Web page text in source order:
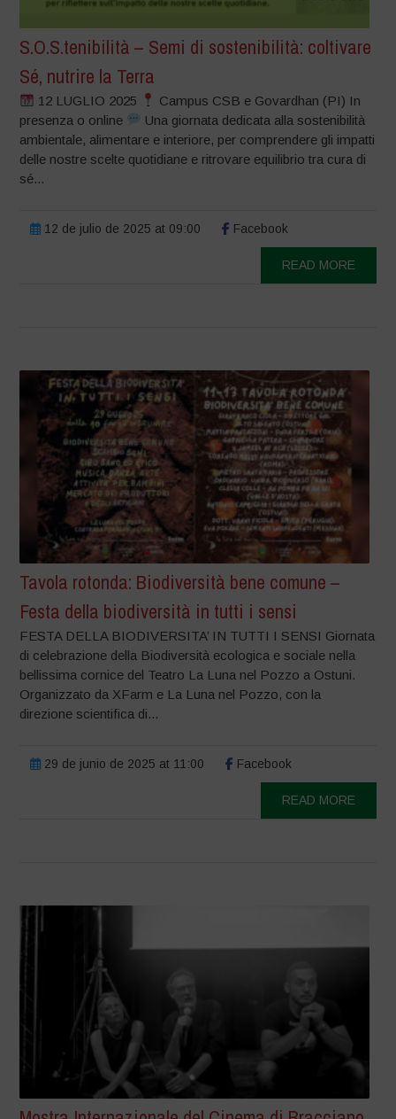
S.O.S.tenibilità – Semi di sostenibilità: coltivare
Sé, nutrire la Terra
12 LUGLIO 2025
Campus CSB e Govardhan (PI) In
presenza o online
Una giornata dedicata alla sostenibilità
ambientale, alimentare e interiore, per comprendere gli impatti
delle nostre scelte quotidiane e ritrovare equilibrio tra cura di
sé...
12 de julio de 2025 at 09:00 Facebook
READ MORE
Tavola rotonda: Biodiversità bene comune –
Festa della biodiversità in tutti i sensi
FESTA DELLA BIODIVERSITA’ IN TUTTI I SENSI Giornata
di celebrazione della Biodiversità ecologica e sociale nella
bellissima cornice del Teatro La Luna nel Pozzo a Ostuni.
Organizzato da XFarm e La Luna nel Pozzo, con la
direzione scientifica di...
29 de junio de 2025 at 11:00 Facebook
READ MORE